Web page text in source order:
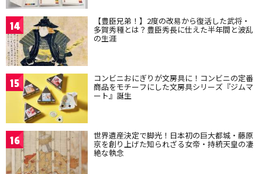
14 【豊臣兄弟！】2度の改易から復活した武将・
多賀秀種とは？豊臣秀長に仕えた半年間と波乱
の生涯
15 コンビニおにぎりが文房具に！コンビニの定番
商品をモチーフにした文房具シリーズ『ジムマ
ート』誕生
16 世界遺産決定で脚光！日本初の巨大都城・藤原
京を創り上げた知られざる女帝・持統天皇の凄
絶な執念